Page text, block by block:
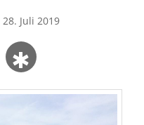
28. Juli 2019